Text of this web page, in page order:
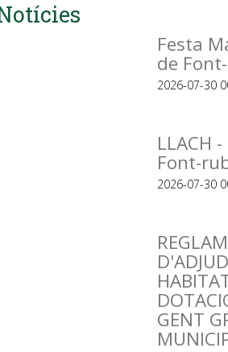
Festa
de
2026-07-30
LLACH
Font-
2026-07-30
GENT